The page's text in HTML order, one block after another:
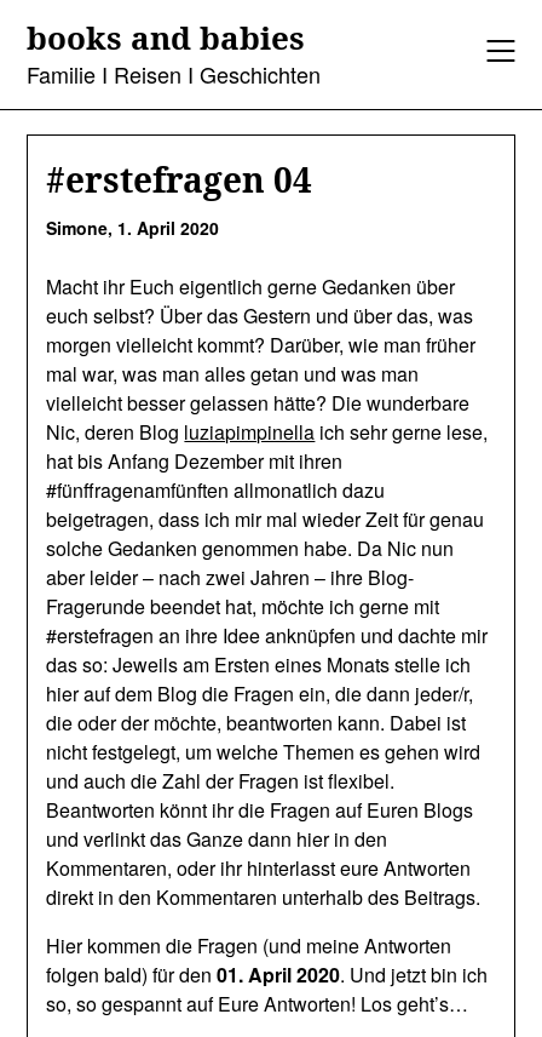
content
books and babies
Familie I Reisen I Geschichten
#erstefragen 04
Simone, 1. April 2020
Macht ihr Euch eigentlich gerne Gedanken über
euch selbst? Über das Gestern und über das, was
morgen vielleicht kommt? Darüber, wie man früher
mal war, was man alles getan und was man
vielleicht besser gelassen hätte? Die wunderbare
Nic, deren Blog luziapimpinella ich sehr gerne lese,
hat bis Anfang Dezember mit ihren
#fünffragenamfünften allmonatlich dazu
beigetragen, dass ich mir mal wieder Zeit für genau
solche Gedanken genommen habe. Da Nic nun
aber leider – nach zwei Jahren – ihre Blog-
Fragerunde beendet hat, möchte ich gerne mit
#erstefragen an ihre Idee anknüpfen und dachte mir
das so: Jeweils am Ersten eines Monats stelle ich
hier auf dem Blog die Fragen ein, die dann jeder/r,
die oder der möchte, beantworten kann. Dabei ist
nicht festgelegt, um welche Themen es gehen wird
und auch die Zahl der Fragen ist flexibel.
Beantworten könnt ihr die Fragen auf Euren Blogs
und verlinkt das Ganze dann hier in den
Kommentaren, oder ihr hinterlasst eure Antworten
direkt in den Kommentaren unterhalb des Beitrags.
Hier kommen die Fragen (und meine Antworten
folgen bald) für den01. April 2020. Und jetzt bin ich
so, so gespannt auf Eure Antworten! Los geht’s…